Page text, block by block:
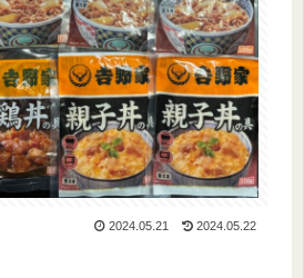
2024.05.21 2024.05.22